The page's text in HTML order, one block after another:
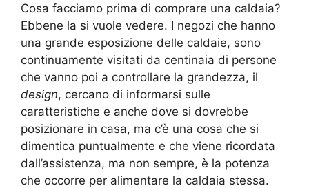
Cosa facciamo prima di comprare una caldaia?
Ebbene la si vuole vedere. I negozi che hanno
una grande esposizione delle caldaie, sono
continuamente visitati da centinaia di persone
che vanno poi a controllare la grandezza, il
design, cercano di informarsi sulle
caratteristiche e anche dove si dovrebbe
posizionare in casa, ma c’è una cosa che si
dimentica puntualmente e che viene ricordata
dall’assistenza, ma non sempre, è la potenza
che occorre per alimentare la caldaia stessa.